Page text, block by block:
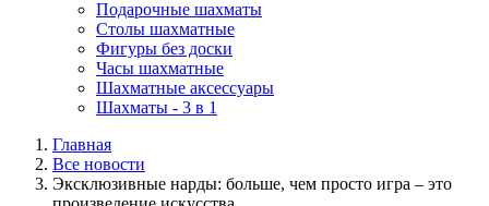
Подарочные шахматы
Столы шахматные
Фигуры без доски
Часы шахматные
Шахматные аксессуары
Шахматы - 3 в 1
Главная
Все новости
Эксклюзивные нарды: больше, чем просто игра – это